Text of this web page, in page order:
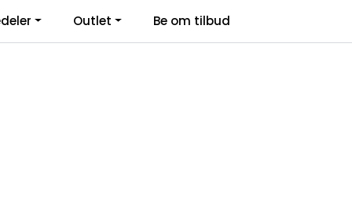
Kontakt Oss Logg inn
Outlet Be om tilbud